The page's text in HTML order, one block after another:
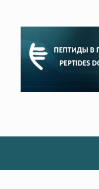
содержанию